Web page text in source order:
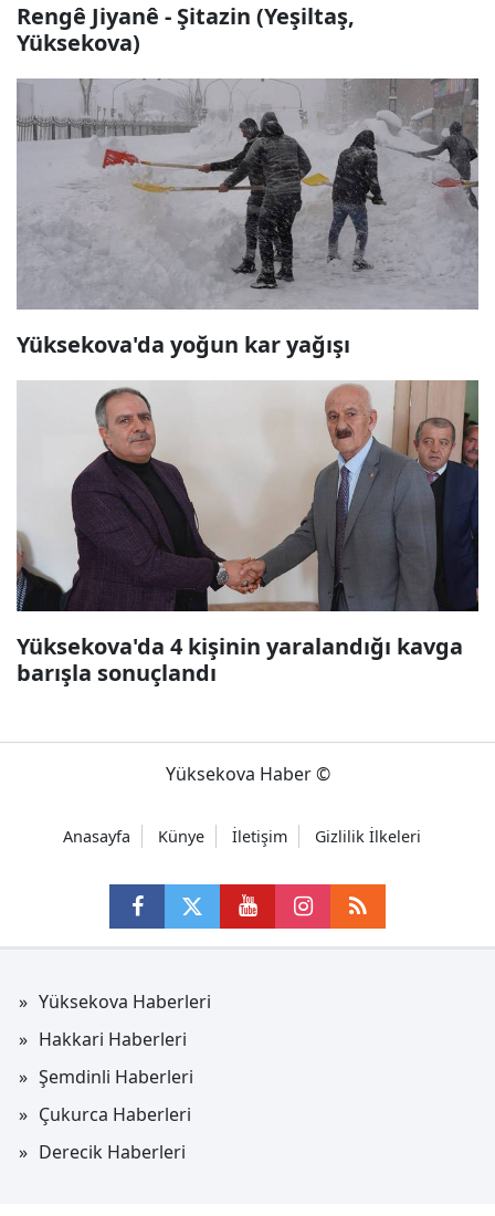
Rengê Jiyanê - Şitazin (Yeşiltaş,
Yüksekova)
Yüksekova'da yoğun kar yağışı
Yüksekova'da 4 kişinin yaralandığı kavga
barışla sonuçlandı
Yüksekova Haber ©
Anasayfa Künye İletişim Gizlilik İlkeleri
Yüksekova Haberleri
Hakkari Haberleri
Şemdinli Haberleri
Çukurca Haberleri
Derecik Haberleri